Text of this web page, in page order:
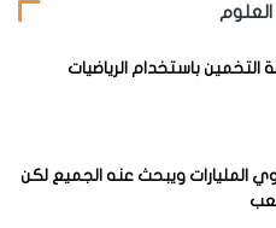
منحنى جرَسيّ الشكل
يُعرَف باسم منحنى هابرت (الذي سمي باسم <M.كينگ هابرت>
وتصل إلى ذروتها عندما يتم
ومع ذلك، فإن معظم
قد تجاوزت عمرها. وبشكل أو
باستخدام الرياضيات
المليارات ويبحث عنه الجميع لكن